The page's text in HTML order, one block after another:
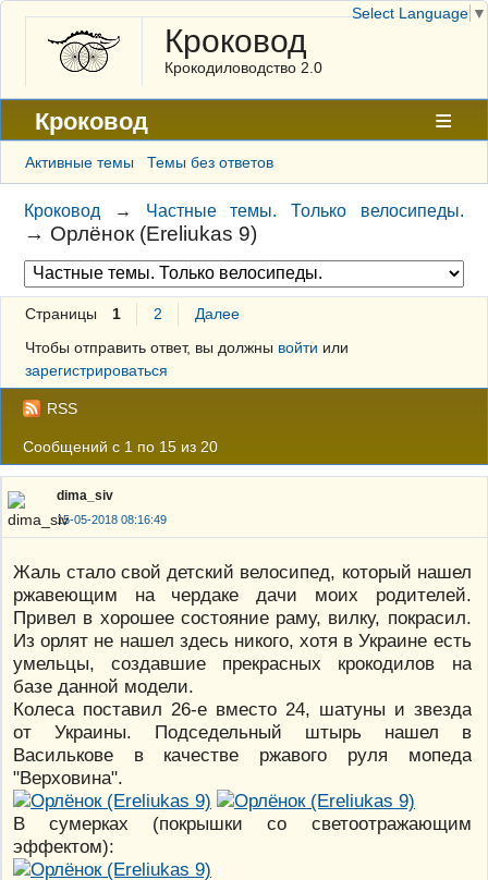
Кроковод
Крокодиловодство 2.0
Кроковод
Форум
Архив
ГАЛЕРЕЯ
Правила
Поиск
Регистрация
Вход
Активные темы Темы без ответов
Кроковод → Частные темы. Только велосипеды.
→ Орлёнок (Ereliukas 9)
Страницы 1 2
Далее
Чтобы отправить ответ, вы должны войти или
зарегистрироваться
RSS
Сообщений с 1 по 15 из 20
dima_siv
15-05-2018 08:16:49
Жаль стало свой детский велосипед, который нашел
ржавеющим на чердаке дачи моих родителей.
Привел в хорошее состояние раму, вилку, покрасил.
Из орлят не нашел здесь никого, хотя в Украине есть
умельцы, создавшие прекрасных крокодилов на
базе данной модели.
Колеса поставил 26-е вместо 24, шатуны и звезда
от Украины. Подседельный штырь нашел в
Василькове в качестве ржавого руля мопеда
"Верховина".
В сумерках (покрышки со светоотражающим
эффектом):
Select Language ▼